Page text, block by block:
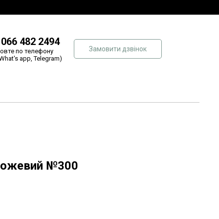
482 2494
по телефону
app, Telegram)
Замовити дзвінок
№300